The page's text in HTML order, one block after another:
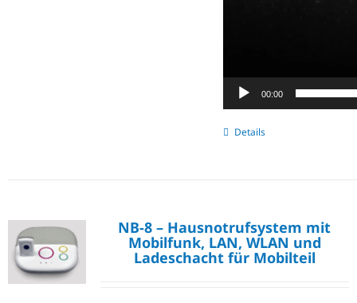
00:00
Details
NB-8 – Hausnotrufsystem mit
Mobilfunk, LAN, WLAN und
Ladeschacht für Mobilteil